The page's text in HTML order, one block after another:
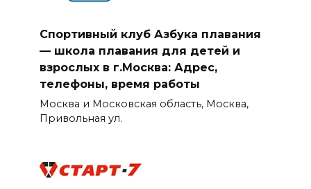
Спортивный клуб Азбука плавания
— школа плавания для детей и
взрослых в г.Москва: Адрес,
телефоны, время работы
Москва и Московская область, Москва,
Привольная ул.